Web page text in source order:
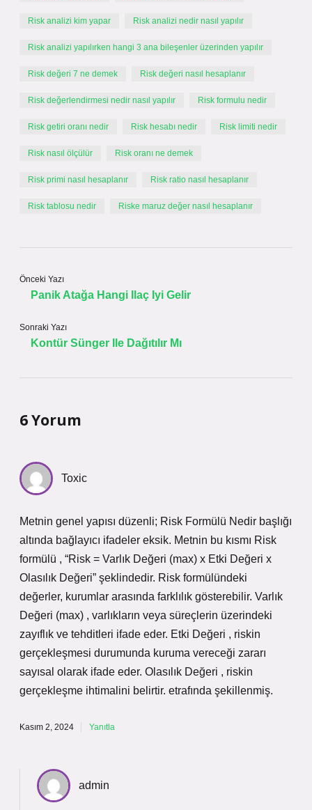
Risk analizi kim yapar Risk analizi nedir nasıl yapılır
Risk analizi yapılırken hangi 3 ana bileşenler üzerinden yapılır
Risk değeri 7 ne demek Risk değeri nasıl hesaplanır
Risk değerlendirmesi nedir nasıl yapılır Risk formulu nedir
Risk getiri oranı nedir Risk hesabı nedir Risk limiti nedir
Risk nasıl ölçülür Risk oranı ne demek
Risk primi nasıl hesaplanır Risk ratio nasıl hesaplanır
Risk tablosu nedir Riske maruz değer nasıl hesaplanır
Önceki Yazı
Panik Atağa Hangi Ilaç Iyi Gelir
Sonraki Yazı
Kontür Sünger Ile Dağıtılır Mı
6 Yorum
Toxic
Metnin genel yapısı düzenli; Risk Formülü Nedir başlığı
altında bağlayıcı ifadeler eksik. Metnin bu kısmı Risk
formülü , “Risk = Varlık Değeri (max) x Etki Değeri x
Olasılık Değeri” şeklindedir. Risk formülündeki
değerler, kurumlar arasında farklılık gösterebilir. Varlık
Değeri (max) , varlıkların veya süreçlerin üzerindeki
zayıflık ve tehditleri ifade eder. Etki Değeri , riskin
gerçekleşmesi durumunda kuruma vereceği zararı
sayısal olarak ifade eder. Olasılık Değeri , riskin
gerçekleşme ihtimalini belirtir. etrafında şekillenmiş.
Kasım 2, 2024 Yanıtla
admin